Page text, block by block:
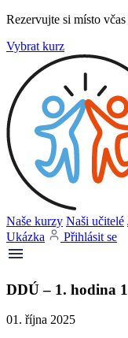
Rezervujte si místo
Vybrat kurz
Naše kurzy Naši učitelé
Ukázka
Přihlásit se
DDÚ – 1. hodina
01. října 2025